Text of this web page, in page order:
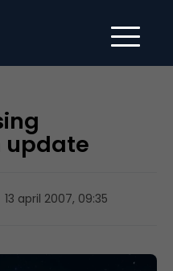
update
13 april 2007, 09:35